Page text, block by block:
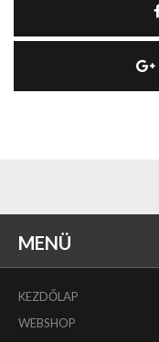
MENÜ
KEZDŐLAP
WEBSHOP